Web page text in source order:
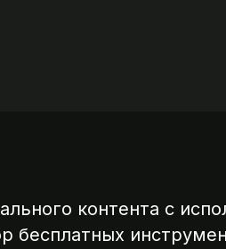
контента с
бесплатных